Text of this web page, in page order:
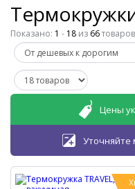
Показано: 1 - 18 из 66товаров
Цены
Уточняйте